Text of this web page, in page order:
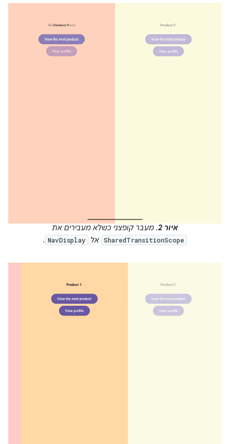
איור 2 . מעבר קופצני כשלא מעבירים את
SharedTransitionScope אל NavDisplay
.